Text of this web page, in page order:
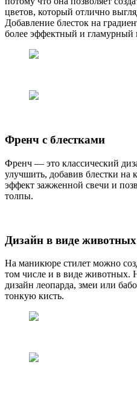
цветов, который отлично
Добавление блесток на
более эффектный и
Френч с блестками
Френч — это классический
улучшить, добавив блестки на
эффект зажженной свечи и
толпы.
Дизайн в виде животных
На маникюре стилет можно
том числе и в виде животных.
дизайн леопарда, змеи или
тонкую кисть.